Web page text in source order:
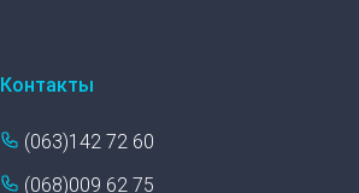
Контакты
(063)142 72 60
(068)009 62 75